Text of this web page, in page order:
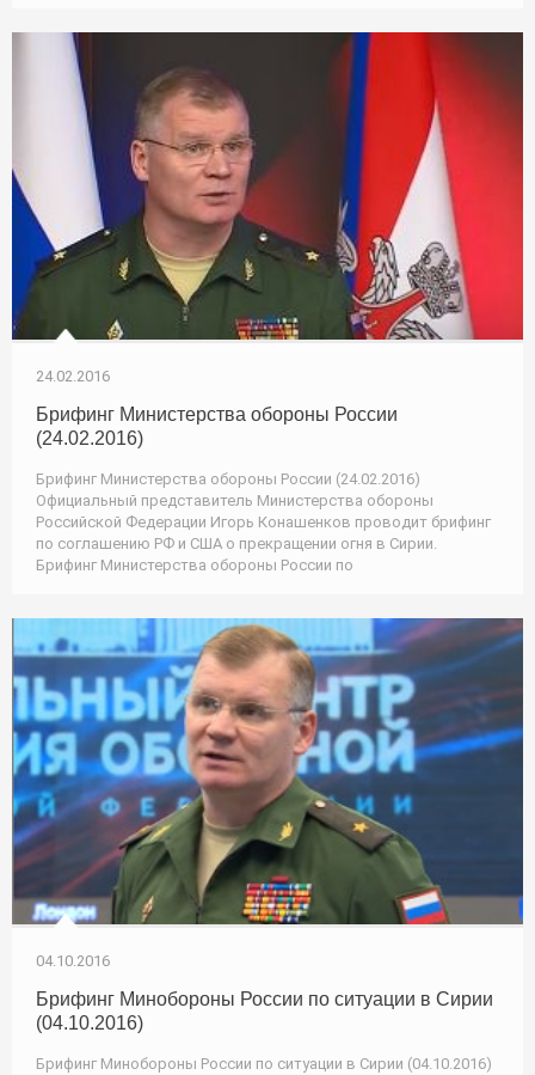
24.02.2016
Брифинг Министерства обороны России
(24.02.2016)
Брифинг Министерства обороны России (24.02.2016)
Официальный представитель Министерства обороны
Российской Федерации Игорь Конашенков проводит брифинг
по соглашению РФ и США о прекращении огня в Сирии.
Брифинг Министерства обороны России по
04.10.2016
Брифинг Минобороны России по ситуации в Сирии
(04.10.2016)
Брифинг Минобороны России по ситуации в Сирии (04.10.2016)